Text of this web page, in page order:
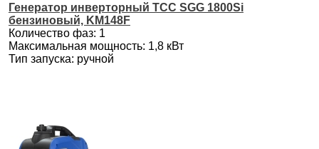
Генератор инверторный ТСС SGG 1800Si
бензиновый, KM148F
Количество фаз: 1
Максимальная мощность: 1,8 кВт
Тип запуска: ручной